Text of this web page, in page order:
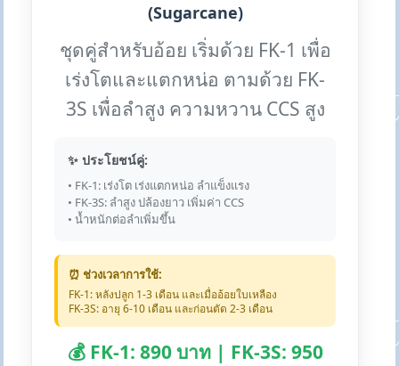
(Sugarcane)
ชุดคู่สำหรับอ้อย เริ่มด้วย FK-1 เพื่อ
เร่งโตและแตกหน่อ ตามด้วย FK-
3S เพื่อลำสูง ความหวาน CCS สูง
✨ ประโยชน์คู่:
• FK-1: เร่งโต เร่งแตกหน่อ ลำแข็งแรง
• FK-3S: ลำสูง ปล้องยาว เพิ่มค่า CCS
• น้ำหนักต่อลำเพิ่มขึ้น
⏰ ช่วงเวลาการใช้:
FK-1: หลังปลูก 1-3 เดือน และเมื่ออ้อยใบเหลือง
FK-3S: อายุ 6-10 เดือน และก่อนตัด 2-3 เดือน
💰 FK-1: 890 บาท | FK-3S: 950